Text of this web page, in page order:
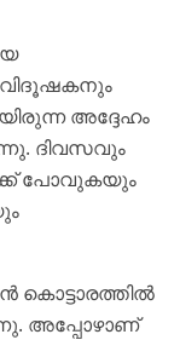
വിദൂഷകനും
അദ്ദേഹം
ദിവസവും
പോവുകയും
കൊട്ടാരത്തിൽ
അപ്പോഴാണ്